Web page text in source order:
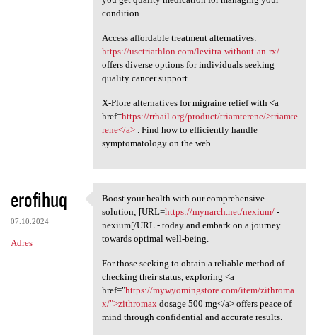
condition.
Access affordable treatment alternatives:
https://usctriathlon.com/levitra-without-an-rx/
offers diverse options for individuals seeking
quality cancer support.
X-Plore alternatives for migraine relief with <a
href=https://rrhail.org/product/triamterene/>triamte
rene</a>. Find how to efficiently handle
symptomatology on the web.
erofihuq
07.10.2024
Adres
Boost your health with our
Boost your health with our comprehensive
solution; [URL=https://mynarch.net/nexium/-
nexium[/URL - today and embark on a journey
towards optimal well-being.
For those seeking to obtain a reliable method of
checking their status, exploring <a
href="https://mywyomingstore.com/item/zithroma
x/">zithromax dosage 500 mg</a> offers peace of
mind through confidential and accurate results.